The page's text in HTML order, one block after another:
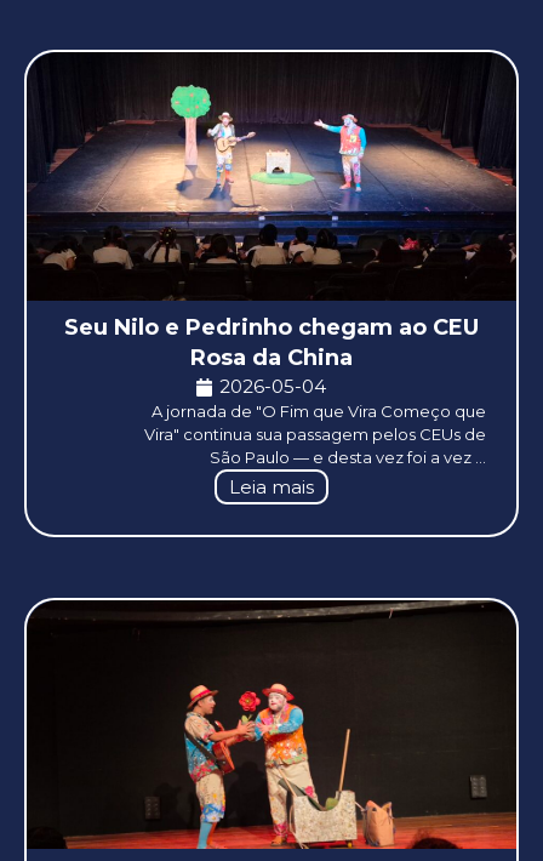
Seu Nilo e Pedrinho chegam ao CEU
Rosa da China
2026-05-04
A jornada de "O Fim que Vira Começo que
Vira" continua sua passagem pelos CEUs de
São Paulo — e desta vez foi a vez ...
Leia mais